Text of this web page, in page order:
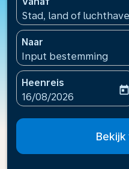
Stad, land of
Naar
Input bestemming
Heenreis
fc-booking-
16/08/2026
today